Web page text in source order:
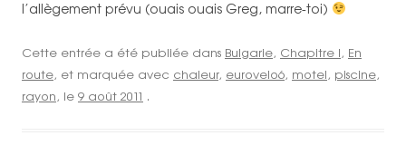
l’allègement prévu (ouais ouais Greg, marre-toi)
Cette entrée a été publiée dans Bulgarie, Chapitre I, En
route, et marquée avec chaleur, eurovelo6, motel, piscine,
rayon, le 9 août 2011 .